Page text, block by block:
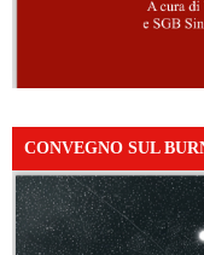
CONVEGNO SUL